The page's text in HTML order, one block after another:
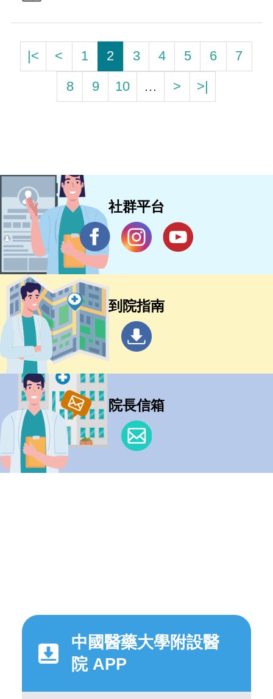
|< < 1 2 3 4 5 6
7
8
9 10 … > >|
社群平台
到院指南
院長信箱
中國醫藥大學附設醫
院 APP